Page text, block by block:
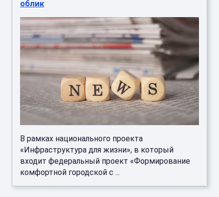
облик
В рамках национального проекта
«Инфраструктура для жизни», в который
входит федеральный проект «Формирование
комфортной городской с ...